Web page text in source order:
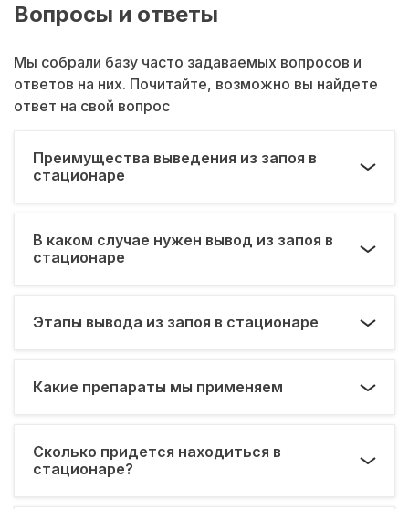
Вопросы и ответы
Мы собрали базу часто задаваемых вопросов и
ответов на них. Почитайте, возможно вы найдете
ответ на свой вопрос
Преимущества выведения из запоя в
стационаре
В каком случае нужен вывод из запоя в
стационаре
Этапы вывода из запоя в стационаре
Какие препараты мы применяем
Сколько придется находиться в
стационаре?